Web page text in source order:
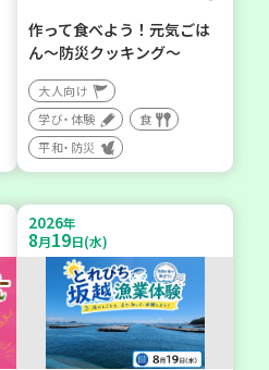
作って食べよう！元気ごは
ん～防災クッキング～
大人向け
学び・体験
食
平和・防災
2026年
8月19日(水)